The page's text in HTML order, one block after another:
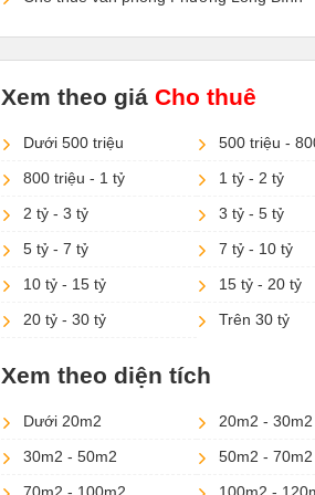
Xem theo giá Cho thuê
Dưới 500 triệu
500 triệu -
800 triệu - 1 tỷ
1 tỷ - 2 tỷ
2 tỷ - 3 tỷ
3 tỷ - 5 tỷ
5 tỷ - 7 tỷ
7 tỷ - 10 tỷ
10 tỷ - 15 tỷ
15 tỷ - 20 tỷ
20 tỷ - 30 tỷ
Trên 30 tỷ
Xem theo diện tích
Dưới 20m2
20m2 - 30m2
30m2 - 50m2
50m2 - 70m2